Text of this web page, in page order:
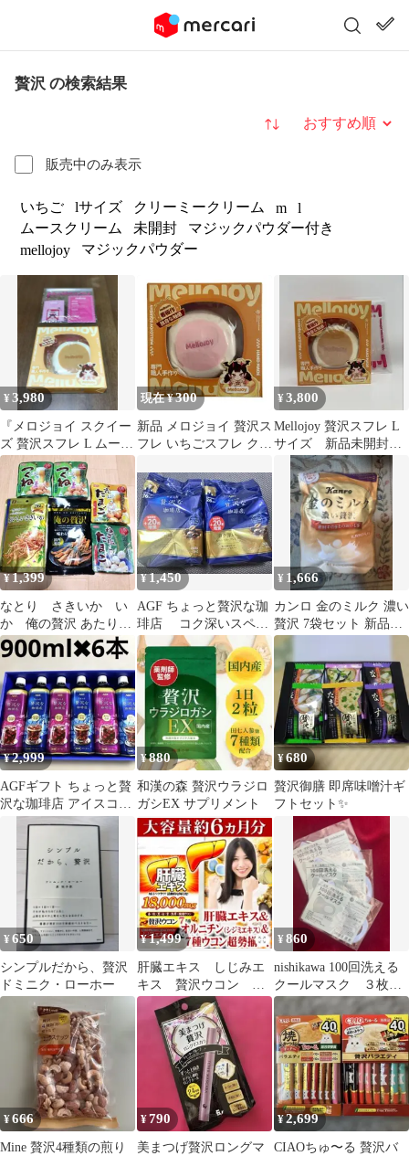
贅沢 の検索結果
販売中のみ表示
並び替え
いちご lサイズ クリーミークリーム m
l
ムースクリーム
未開封
マジックパウダー付き
mellojoy
マジックパウダー
¥3,980
『メロジョイ スクイー
ズ 贅沢スフレ L ムース
クリーム マジックパウ
ダー付き』
現在 ¥300
新品 メロジョイ 贅沢ス
フレ いちごスフレ クリ
¥3,800
Mellojoy 贅沢スフレ L
サイズ 新品未開封
替え袋付き
¥1,399
なとり さきいか い
か 俺の贅沢 あたり
め ホテイ 味付たま
ご つくね
¥1,450
AGF ちょっと贅沢な珈
琲店 コク深いスペシ
ャルブレンド 260g 2袋
¥ 1,666
カンロ 金のミルク 濃い
贅沢 7袋セット 新品未
開封
¥2,999
AGFギフト ちょっと贅
沢な珈琲店 アイスコー
ヒー 無糖 コーヒー 国
¥880
和漢の森 贅沢ウラジロ
ガシEX サプリメント
¥680
贅沢御膳 即席味噌汁ギ
フトセット✨️
¥650
シンプルだから、贅沢
ドミニク・ローホー
¥1,499
肝臓エキス しじみエ
キス 贅沢ウコン オ
ルニチン クルクミ
ン サプリ 6ヵ月分
¥860
nishikawa 100回洗える
クールマスク ３枚セ
ット
¥666
Mine 贅沢4種類の煎り
¥790
美まつげ贅沢ロングマ
¥2,699
CIAOちゅ〜る 贅沢バ